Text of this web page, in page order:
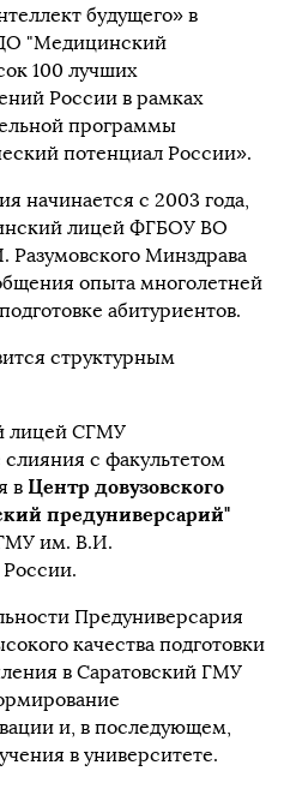
будущего» в
"Медицинский
100 лучших
России в рамках
программы
потенциал России».
начинается с 2003 года,
лицей ФГБОУ ВО
Минздрава
опыта многолетней
абитуриентов.
структурным
лицей СГМУ
слияния с факультетом
в Центр довузовского
предуниверсарий"
им. В.И.
Предуниверсария
качества подготовки
в Саратовский ГМУ
и, в последующем,
в университете.